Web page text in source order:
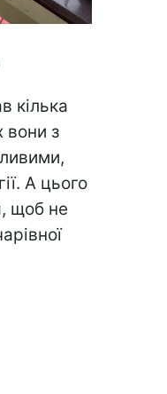
кілька
вони з
А цього
щоб не